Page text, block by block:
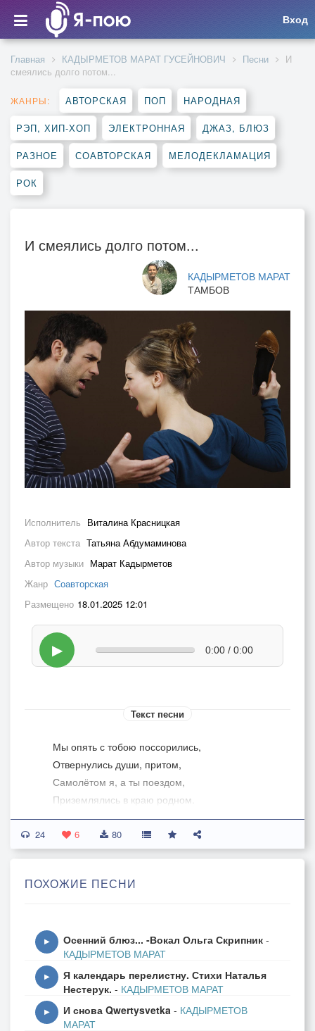
Вход
Главная КАДЫРМЕТОВ МАРАТ ГУСЕЙНОВИЧ Песни
И
смеялись долго потом...
ЖАНРЫ: АВТОРСКАЯ ПОП НАРОДНАЯ
РЭП, ХИП-ХОП ЭЛЕКТРОННАЯ ДЖАЗ, БЛЮЗ
РАЗНОЕ СОАВТОРСКАЯ МЕЛОДЕКЛАМАЦИЯ
РОК
И смеялись долго потом...
КАДЫРМЕТОВ МАРАТ
ТАМБОВ
Исполнитель Виталина Красницкая
Автор текста Татьяна Абдумаминова
Автор музыки Марат Кадырметов
Жанр Соавторская
Размещено 18.01.2025 12:01
▶ 0:00 / 0:00
Текст песни
Мы опять с тобою поссорились,
Отвернулись души, притом,
Самолётом я, а ты поездом,
Приземлялись в краю родном.
Незамеченной кошкой, тихою,
Пробиралась я в отчий дом,
Объявился в доме моём.
И шипела при виде тебя...
И любовь становилась зыбкою,
Да и ненависти полна...
Ты дугою спину выпячивал,
И готов был уже к прыжку...
24 6 80
ПОХОЖИЕ ПЕСНИ
▶ Осенний блюз... -Вокал Ольга Скрипник -
КАДЫРМЕТОВ МАРАТ
▶
Я календарь перелистну. Стихи Наталья
Нестерук. - КАДЫРМЕТОВ МАРАТ
▶ И снова Qwertysvetka - КАДЫРМЕТОВ
МАРАТ